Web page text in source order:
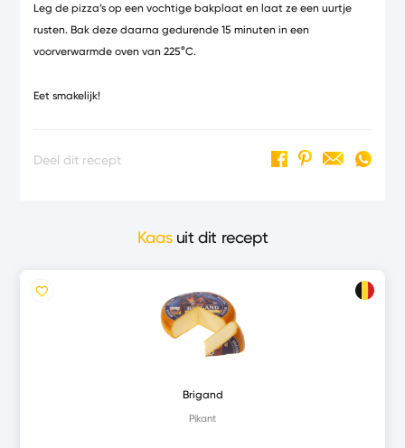
Leg de pizza’s op een vochtige bakplaat en laat ze een uurtje
rusten. Bak deze daarna gedurende 15 minuten in een
voorverwarmde oven van 225°C.
Eet smakelijk!
Deel dit recept
Kaasuit dit recept
Brigand
Pikant